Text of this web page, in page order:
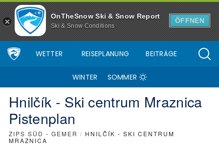
OnTheSnow Ski & Snow Report
Ski & Snow Conditions
ÖFFNEN
WETTER REISEPLANUNG BEITRÄGE
WINTER SOMMER
Hnilčík - Ski centrum Mraznica
Pistenplan
ZIPS SÜD - GEMER / HNILČÍK - SKI CENTRUM
MRAZNICA